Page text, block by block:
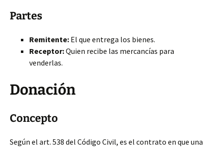
Partes
Remitente: El que entrega los bienes.
Receptor:Quien recibe las mercancías para
venderlas.
Donación
Concepto
Según el art. 538 del Código Civil, es el contrato en que una